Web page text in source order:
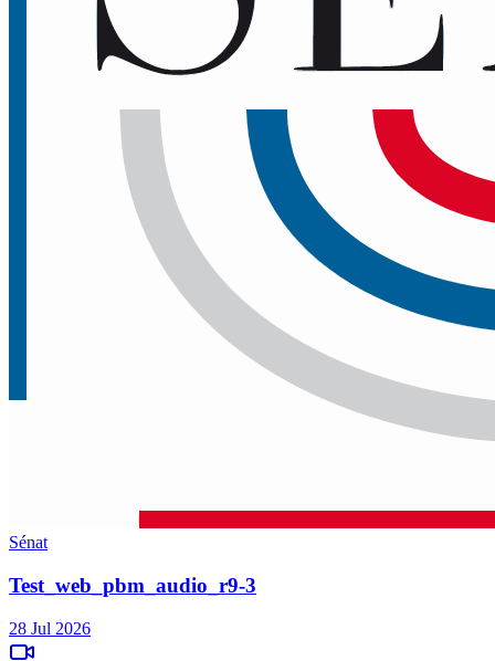
Sénat
Test_web_pbm_audio_r9-3
28 Jul 2026